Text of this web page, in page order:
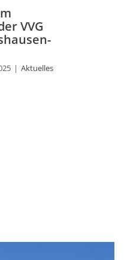
VVG
| Aktuelles